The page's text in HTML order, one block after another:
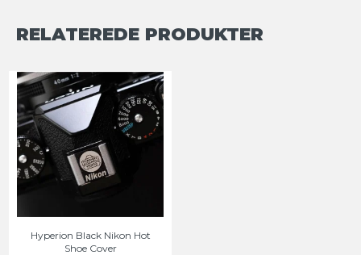
RELATEREDE PRODUKTER
Hyperion Black Nikon Hot
Shoe Cover